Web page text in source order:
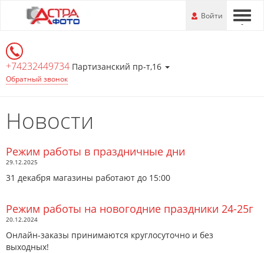
Перейти
информации
---
Войти
+74232449734 Партизанский пр-т,16
Обратный звонок
Новости
Режим работы в праздничные дни
29.12.2025
31 декабря магазины работают до 15:00
Режим работы на новогодние праздники 24-25г
20.12.2024
Онлайн-заказы принимаются круглосуточно и без
выходных!